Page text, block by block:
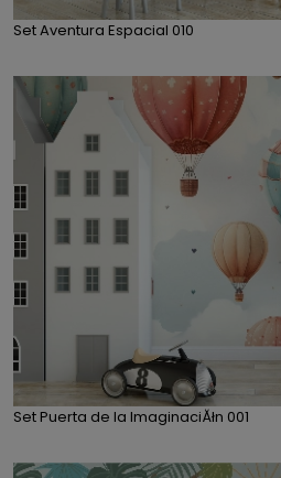
Set Aventura Espacial 010
Set Puerta de la ImaginaciĂłn 001